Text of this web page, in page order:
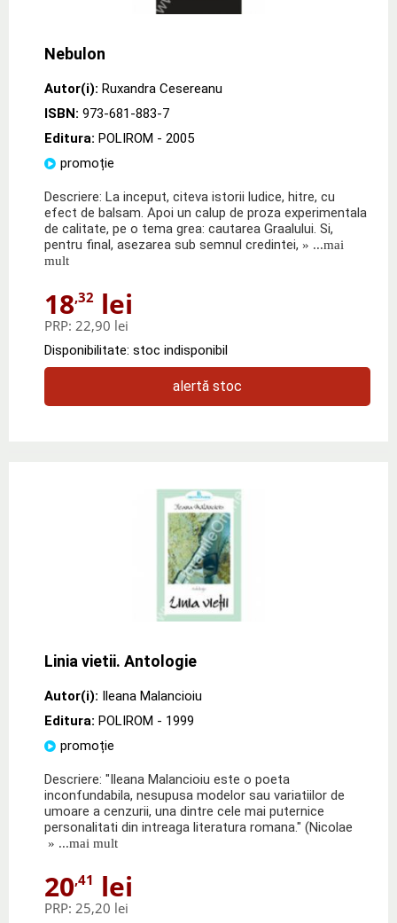
Nebulon
Autor(i): Ruxandra Cesereanu
ISBN: 973-681-883-7
Editura: POLIROM - 2005
promoție
Descriere: La inceput, citeva istorii ludice, hitre, cu
efect de balsam. Apoi un calup de proza experimentala
de calitate, pe o tema grea: cautarea Graalului. Si,
pentru final, asezarea sub semnul credintei, » ...mai
mult
18,32 lei
PRP: 22,90 lei
Disponibilitate: stoc indisponibil
alertă stoc
Linia vietii. Antologie
Autor(i): Ileana Malancioiu
Editura: POLIROM - 1999
promoție
Descriere: "Ileana Malancioiu este o poeta
inconfundabila, nesupusa modelor sau variatiilor de
umoare a cenzurii, una dintre cele mai puternice
personalitati din intreaga literatura romana." (Nicolae
» ...mai mult
20,41 lei
PRP: 25,20 lei